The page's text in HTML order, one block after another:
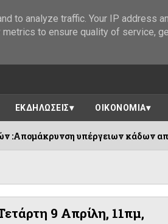
ΕΚΔΗΛΩΣΕΙΣ ΟΙΚΟΝΟΜΙΑ
υπέργειων κάδων απορριμμάτων ....
9 Απρίλη, 11πμ,
to analyze traffic. Your IP address
to ensure quality of service,